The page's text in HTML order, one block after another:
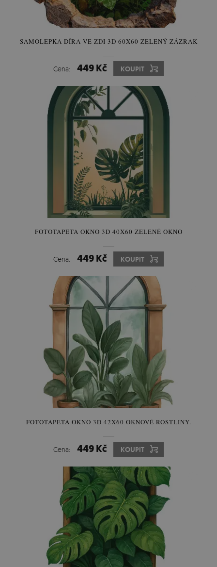
SAMOLEPKA DÍRA VE ZDI 3D 60X60 ZELENÝ ZÁZRAK
Cena: 449 Kč KOUPIT
FOTOTAPETA OKNO 3D 40X60 ZELENÉ OKNO
Cena: 449 Kč KOUPIT
FOTOTAPETA OKNO 3D 42X60 OKNOVÉ ROSTLINY.
Cena: 449 Kč KOUPIT